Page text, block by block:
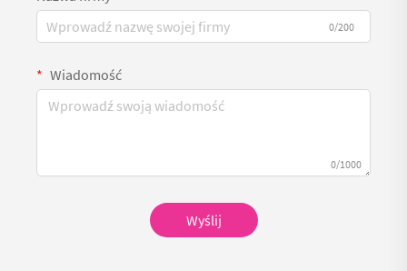
0/200
Wiadomość
0/1000
Wyślij